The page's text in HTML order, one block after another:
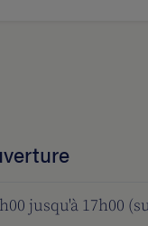
jusqu'à 17h00